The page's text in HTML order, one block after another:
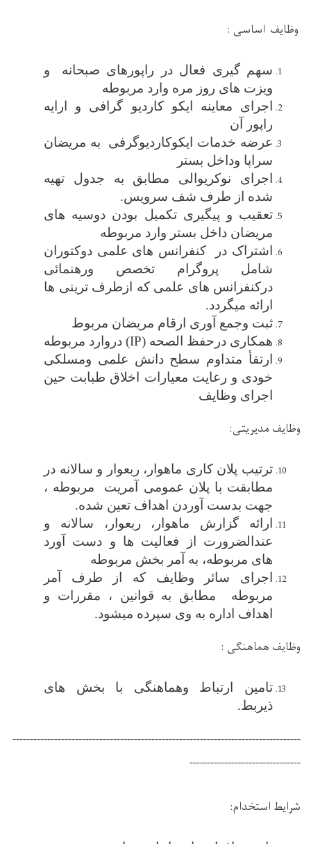
وظایف اساسی :
سهم گیری فعال در راپورهای صبحانه
و
ویزت های روز مره وارد مربوطه
اجرای معاینه ایکو کاردیو گرافی و ارایه
راپور آن
عرضه خدمات ایکوکاردیوگرفی به مریضان
سراپا وداخل بستر
اجرای نوکریوالی مطابق به جدول تهیه
شده از طرف شف سرویس.
تعقیب و پیگیری تکمیل بودن دوسیه های
مریضان داخل بستر وارد مربوطه
اشتراک در کنفرانس های علمی دوکتوران
شامل پروگرام تخصص ورهنمائی
درکنفرانس های علمی که ازطرف ترینی ها
ارائه میگردد.
ثبت وجمع آوری ارقام مریضان مربوط
همکاری درحفظ الصحه (IP) دروارد مربوطه
ارتقأ متداوم سطح دانش علمی ومسلکی
خودی و رعایت معیارات اخلاق طبابت حین
اجرای وظایف
وظایف مدیریتی:
ترتیب پلان کاری ماهوار، ربعوار و سالانه در
مطابقت با پلان عمومی آمریت مربوطه ،
جهت بدست آوردن اهداف تعین شده.
ارائه گزارش ماهوار، ربعوار، سالانه و
عندالضرورت از فعالیت ها و دست آورد
های مربوطه، به آمر بخش مربوطه
اجرای سائر وظایف که از طرف آمر
مربوطه مطابق به قوانین ، مقررات و
اهداف اداره به وی سپرده میشود.
وظایف هماهنگی :
تامین
ارتباط وهماهنگی با بخش های
ذیربط.
-----------------------------------------------------------------------------------
--------------------------------
شرایط استخدام: